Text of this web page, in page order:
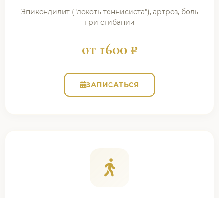
Эпикондилит ("локоть теннисиста"), артроз, боль
при сгибании
от 1600 ₽
ЗАПИСАТЬСЯ